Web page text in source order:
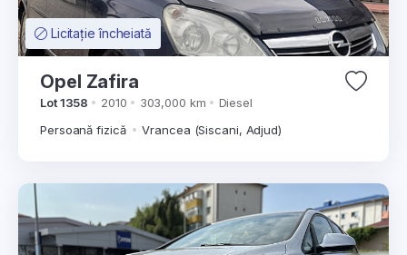
Licitație încheiată
Opel Zafira
Lot 1358 2010 303,000 km
Diesel
Persoană fizică
Vrancea (Siscani, Adjud)